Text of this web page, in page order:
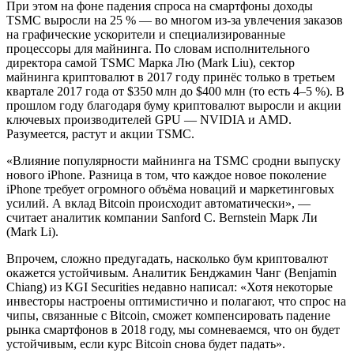
При этом на фоне падения спроса на смартфоны доходы
TSMC выросли на 25 % — во многом из-за увлечения заказов
на графические ускорители и специализированные
процессоры для майнинга. По словам исполнительного
директора самой TSMC Марка Лю (Mark Liu), сектор
майнинга криптовалют в 2017 году принёс только в третьем
квартале 2017 года от $350 млн до $400 млн (то есть 4–5 %). В
прошлом году благодаря буму криптовалют выросли и акции
ключевых производителей GPU — NVIDIA и AMD.
Разумеется, растут и акции TSMC.
«Влияние популярности майнинга на TSMC сродни выпуску
нового iPhone. Разница в том, что каждое новое поколение
iPhone требует огромного объёма новаций и маркетинговых
усилий. А вклад Bitcoin происходит автоматически», —
считает аналитик компании Sanford C. Bernstein Марк Ли
(Mark Li).
Впрочем, сложно предугадать, насколько бум криптовалют
окажется устойчивым. Аналитик Бенджамин Чанг (Benjamin
Chiang) из KGI Securities недавно написал: «Хотя некоторые
инвесторы настроены оптимистично и полагают, что спрос на
чипы, связанные с Bitcoin, сможет компенсировать падение
рынка смартфонов в 2018 году, мы сомневаемся, что он будет
устойчивым, если курс Bitcoin снова будет падать».